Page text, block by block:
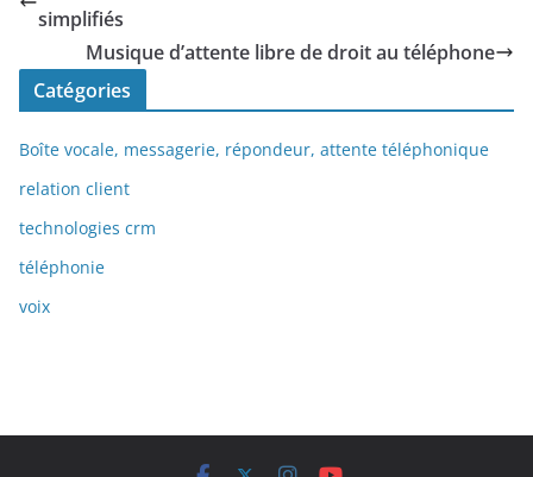
simplifiés
Musique d’attente libre de droit au téléphone
Catégories
Boîte vocale, messagerie, répondeur, attente téléphonique
relation client
technologies crm
téléphonie
voix